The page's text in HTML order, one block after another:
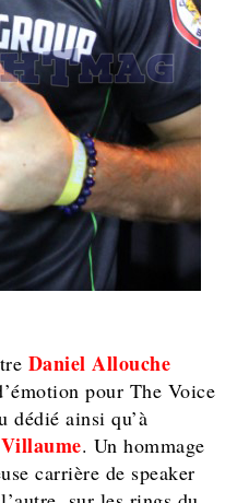
Daniel Allouche
pour The Voice
dédié ainsi qu’à
. Un hommage
carrière de speaker